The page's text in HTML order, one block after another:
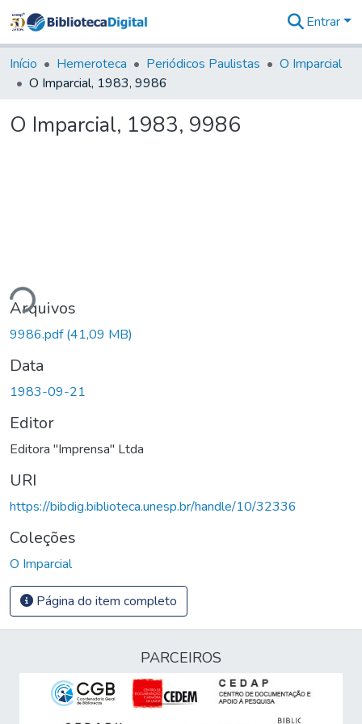
&
Coleções
Tudo na
Digital
Entrar
Início Hemeroteca Periódicos Paulistas
O Imparcial
O Imparcial, 1983, 9986
O Imparcial, 1983, 9986
Arquivos
9986.pdf(41,09 MB)
Data
1983-09-21
Editor
Editora "Imprensa" Ltda
URI
https://bibdig.biblioteca.unesp.br/handle/10/32336
Coleções
O Imparcial
Página do item completo
PARCEIROS